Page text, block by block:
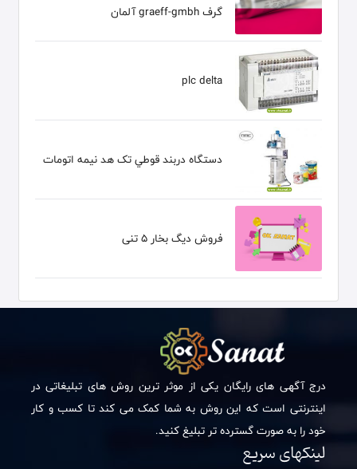
گرف graeff-gmbh آلمان
plc delta
دستگاه دربند قوطي تک هد نيمه اتومات
فروش دیگ بخار ۵ تنی
درج آگهی های رایگان یکی از موثر ترین روش های تبلیغاتی در
اینترنتی است که این روش به شما کمک می کند تا کسب و کار
خود را به صورت گسترده تر تبلیغ کنید.
لینکهای سریع